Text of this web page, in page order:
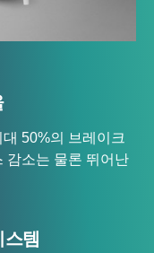
50%의 브레이크
감소는 물론 뛰어난
스템